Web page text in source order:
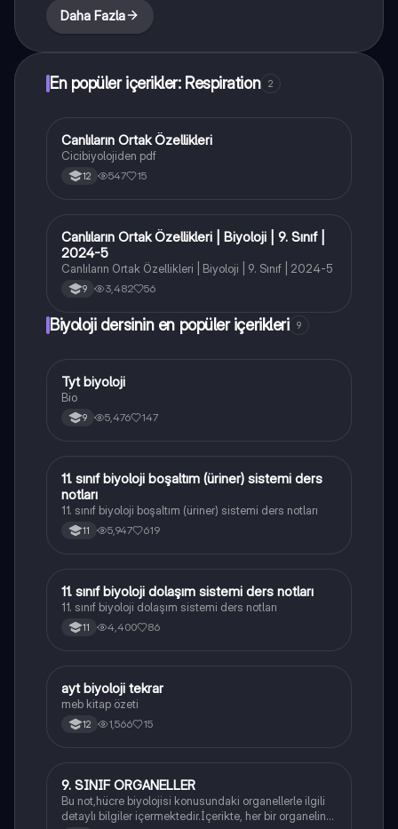
Daha Fazla
En popüler içerikler: Respiration 2
Biyoloji
Canlıların Ortak Özellikleri
Cicibiyolojiden pdf
12 547 15
Biyoloji
Canlıların Ortak Özellikleri | Biyoloji | 9. Sınıf |
2024-5
Canlıların Ortak Özellikleri | Biyoloji | 9. Sınıf | 2024-5
9 3,482 56
Biyoloji dersinin en popüler içerikleri 9
Biyoloji
Tyt biyoloji
Bio
9 5,476 147
Biyoloji
11. sınıf biyoloji boşaltım (üriner) sistemi ders
notları
11. sınıf biyoloji boşaltım (üriner) sistemi ders notları
11 5,947 619
Biyoloji
11. sınıf biyoloji dolaşım sistemi ders notları
11. sınıf biyoloji dolaşım sistemi ders notları
11 4,400 86
Biyoloji
ayt biyoloji tekrar
meb kitap özeti
12 1,566 15
Biyoloji
9. SINIF ORGANELLER
Bu not,hücre biyolojisi konusundaki organellerle ilgili
detaylı bilgiler içermektedir.İçerikte, her bir organelin